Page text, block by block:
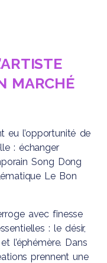
MARCHÉ
eu l’opportunité de
: échanger
Song Dong
Le Bon
avec finesse
: le désir,
l’éphémère. Dans
prennent une